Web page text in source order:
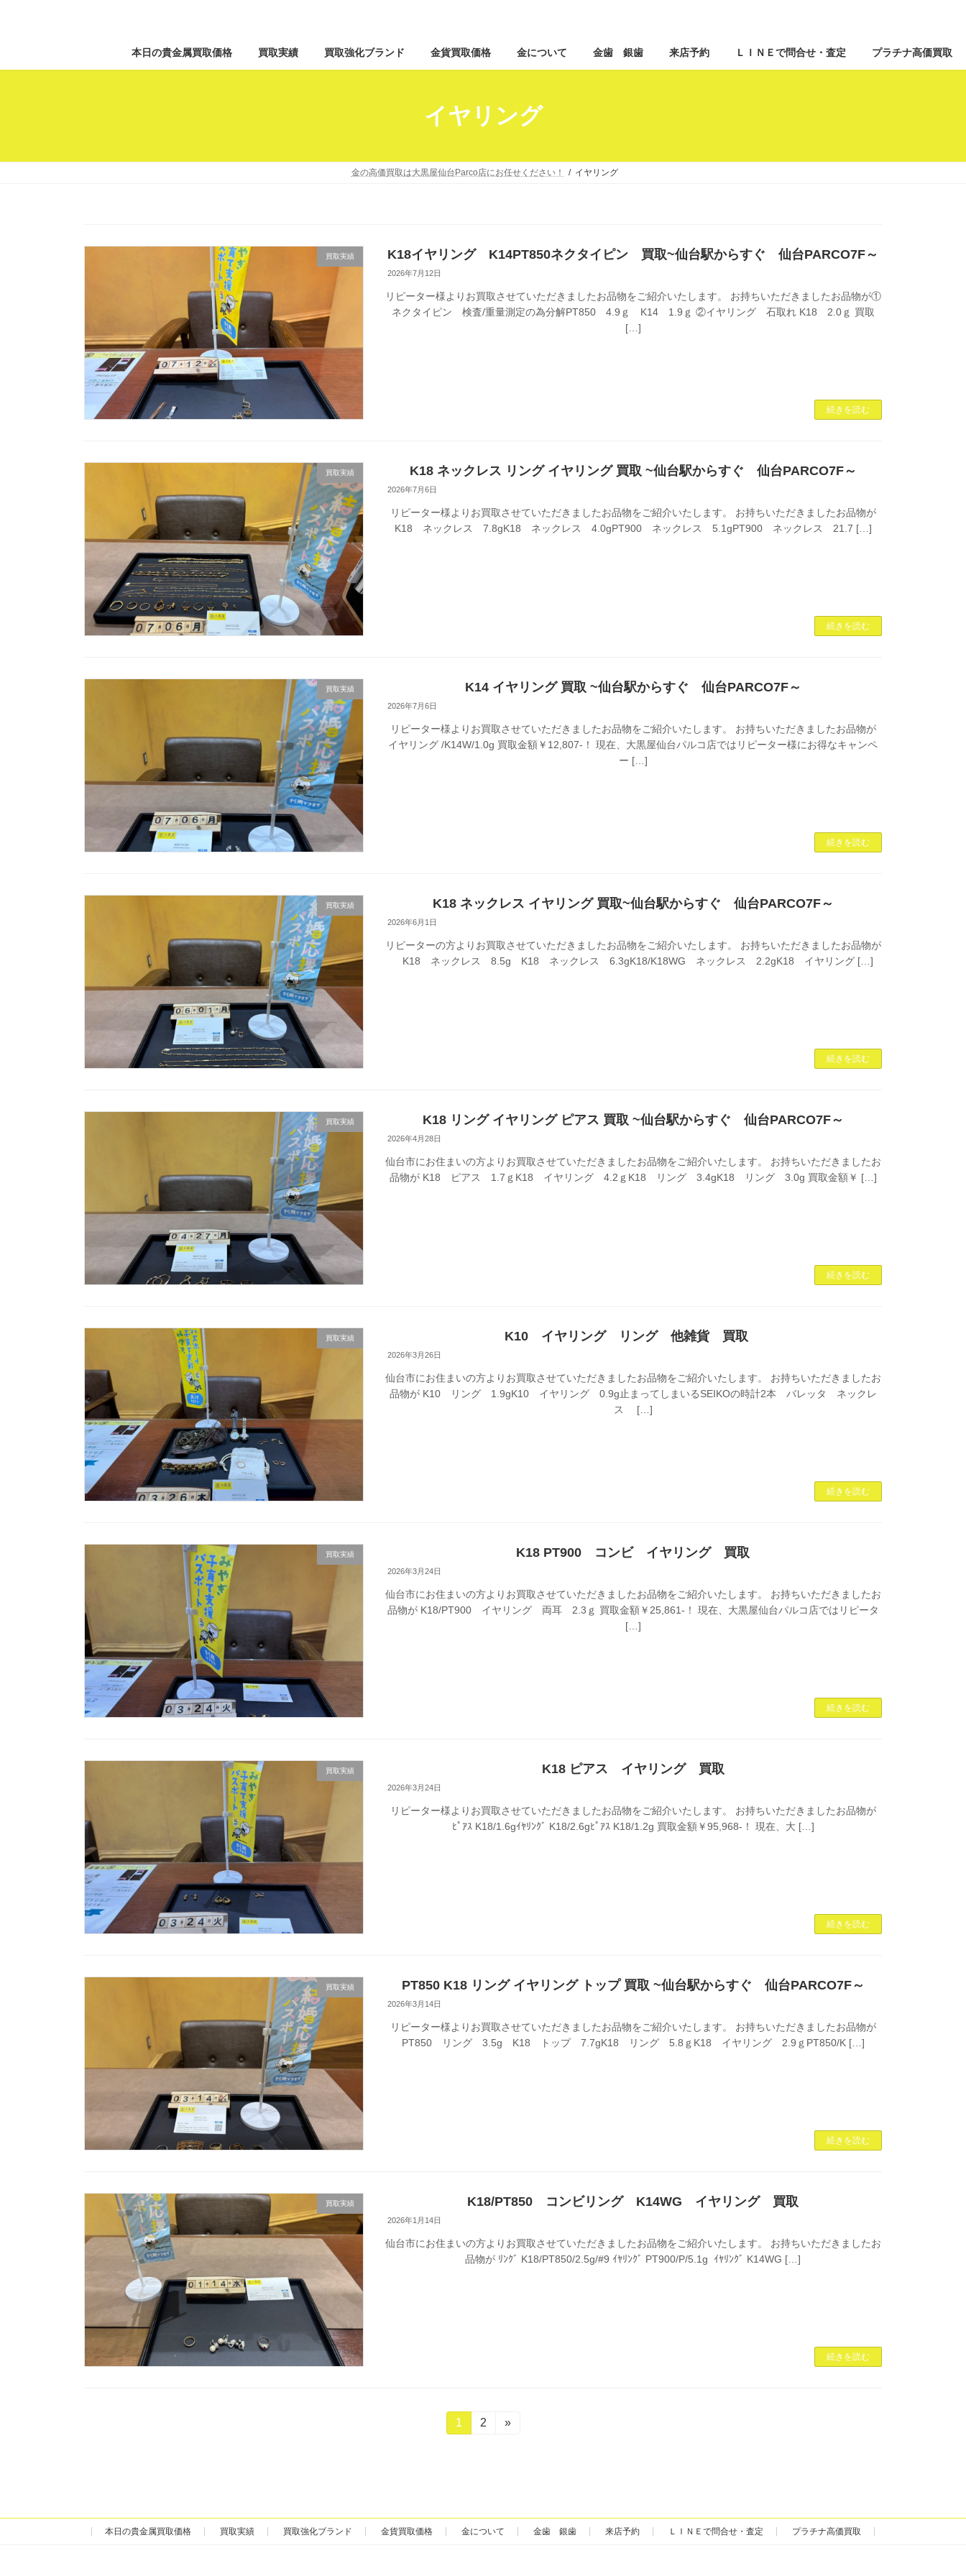
ン
テ
へ
ッ
プ
ビ
ゲ
ョ
移
動
本日の貴金属買取価格 買取実績 買取強化ブランド 金貨買取価格 金について 金歯 銀歯 来店予約 ＬＩＮＥで問合せ・査定 プラチナ高価買取
イヤリング
金の高価買取は大黒屋仙台Parco店にお任せください！ イヤリング
買取実績 K18イヤリング K14PT850ネクタイピン 買取~仙台駅からすぐ 仙台PARCO7F～
2026年7月12日
リピーター様よりお買取させていただきましたお品物をご紹介いたします。 お持ちいただきましたお品物が①
ネクタイピン 検査/重量測定の為分解PT850 4.9ｇ K14 1.9ｇ ②イヤリング 石取れ K18 2.0ｇ 買取
[…]
続きを読む
買取実績 K18 ネックレス リング イヤリング 買取 ~仙台駅からすぐ 仙台PARCO7F～
2026年7月6日
リピーター様よりお買取させていただきましたお品物をご紹介いたします。 お持ちいただきましたお品物が
K18 ネックレス 7.8gK18 ネックレス 4.0gPT900 ネックレス 5.1gPT900 ネックレス 21.7 […]
続きを読む
買取実績 K14 イヤリング 買取 ~仙台駅からすぐ 仙台PARCO7F～
2026年7月6日
リピーター様よりお買取させていただきましたお品物をご紹介いたします。 お持ちいただきましたお品物が
イヤリング /K14W/1.0g 買取金額￥12,807-！ 現在、大黒屋仙台パルコ店ではリピーター様にお得なキャンペ
ー […]
続きを読む
買取実績 K18 ネックレス イヤリング 買取~仙台駅からすぐ 仙台PARCO7F～
2026年6月1日
リピーターの方よりお買取させていただきましたお品物をご紹介いたします。 お持ちいただきましたお品物が
K18 ネックレス 8.5g K18 ネックレス 6.3gK18/K18WG ネックレス 2.2gK18 イヤリング […]
続きを読む
買取実績 K18 リング イヤリング ピアス 買取 ~仙台駅からすぐ 仙台PARCO7F～
2026年4月28日
仙台市にお住まいの方よりお買取させていただきましたお品物をご紹介いたします。 お持ちいただきましたお
品物が K18 ピアス 1.7ｇK18 イヤリング 4.2ｇK18 リング 3.4gK18 リング 3.0g 買取金額￥ […]
続きを読む
買取実績 K10 イヤリング リング 他雑貨 買取
2026年3月26日
仙台市にお住まいの方よりお買取させていただきましたお品物をご紹介いたします。 お持ちいただきましたお
品物が K10 リング 1.9gK10 イヤリング 0.9g止まってしまいるSEIKOの時計2本 バレッタ ネックレ
ス […]
続きを読む
買取実績 K18 PT900 コンビ イヤリング 買取
2026年3月24日
仙台市にお住まいの方よりお買取させていただきましたお品物をご紹介いたします。 お持ちいただきましたお
品物が K18/PT900 イヤリング 両耳 2.3ｇ 買取金額￥25,861-！ 現在、大黒屋仙台パルコ店ではリピータ
[…]
続きを読む
買取実績 K18 ピアス イヤリング 買取
2026年3月24日
リピーター様よりお買取させていただきましたお品物をご紹介いたします。 お持ちいただきましたお品物が
ﾋﾟｱｽ K18/1.6gｲﾔﾘﾝｸﾞ K18/2.6gﾋﾟｱｽ K18/1.2g 買取金額￥95,968-！ 現在、大 […]
続きを読む
買取実績 PT850 K18 リング イヤリング トップ 買取 ~仙台駅からすぐ 仙台PARCO7F～
2026年3月14日
リピーター様よりお買取させていただきましたお品物をご紹介いたします。 お持ちいただきましたお品物が
PT850 リング 3.5g K18 トップ 7.7gK18 リング 5.8ｇK18 イヤリング 2.9ｇPT850/K […]
続きを読む
買取実績 K18/PT850 コンビリング K14WG イヤリング 買取
2026年1月14日
仙台市にお住まいの方よりお買取させていただきましたお品物をご紹介いたします。 お持ちいただきましたお
品物が ﾘﾝｸﾞ K18/PT850/2.5g/#9 ｲﾔﾘﾝｸﾞ PT900/P/5.1g ｲﾔﾘﾝｸﾞ K14WG […]
続きを読む
ー
固
定
1
固
2 »
本日の貴金属買取価格 買取実績 買取強化ブランド 金貨買取価格 金について 金歯 銀歯 来店予約 ＬＩＮＥで問合せ・査定 プラチナ高価買取